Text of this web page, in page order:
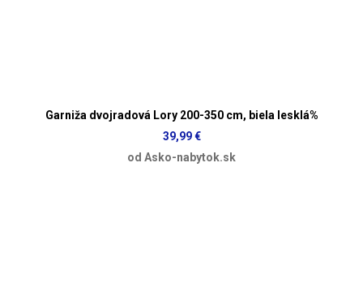
Garniža dvojradová Lory 200-350 cm, biela lesklá%
39,99 €
od Asko-nabytok.sk